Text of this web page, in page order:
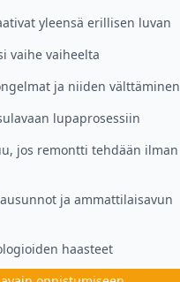
yleensä erillisen luvan
vaihe vaiheelta
ja niiden välttäminen
lupaprosessiin
jos remontti tehdään ilman
ja ammattilaisavun
haasteet